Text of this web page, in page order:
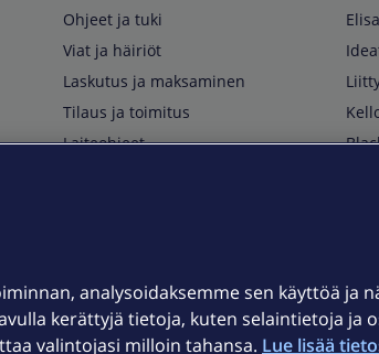
Ohjeet ja tuki
Viat ja häiriöt
Laskutus ja maksaminen
Tilaus ja toimitus
Laiteohjeet
Kuuluvuuskartta
Asiakastiedotteet
analysoidaksemme sen käyttöä ja
kerättyjä tietoja, kuten selaintietoja ja
valintojasi milloin tahansa. Lue lisää